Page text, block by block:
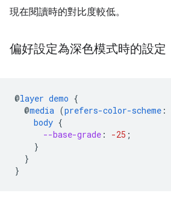
現在閱讀時的對比度較低。
偏好設定為深色模式時的設定
@layer demo {
@media (prefers-color-scheme :
body {
--base-grade : -25 ;
}
}
}